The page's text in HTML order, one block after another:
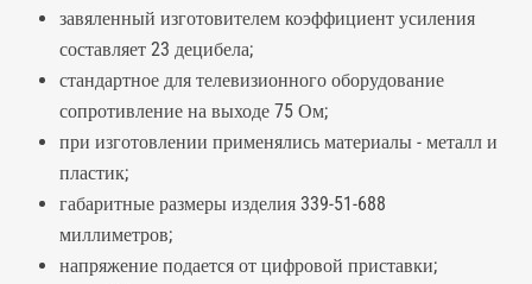
завяленный изготовителем коэффициент усиления
составляет 23 децибела;
стандартное для телевизионного оборудование
сопротивление на выходе 75 Ом;
при изготовлении применялись материалы - металл и
пластик;
габаритные размеры изделия 339-51-688
миллиметров;
напряжение подается от цифровой приставки;